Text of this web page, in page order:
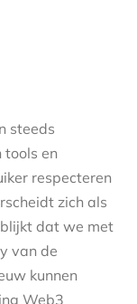
steeds
en
respecteren
zich als
dat we met
van de
kunnen
Web3